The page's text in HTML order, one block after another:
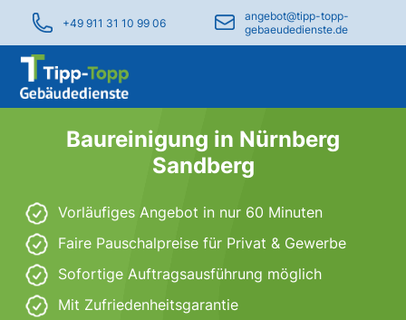
+49 911 31 10 99 06
angebot@tipp-topp-
gebaeudedienste.de
Baureinigung in Nürnberg
Sandberg
Vorläufiges Angebot in nur 60 Minuten
Faire Pauschalpreise für Privat & Gewerbe
Sofortige Auftragsausführung möglich
Mit Zufriedenheitsgarantie